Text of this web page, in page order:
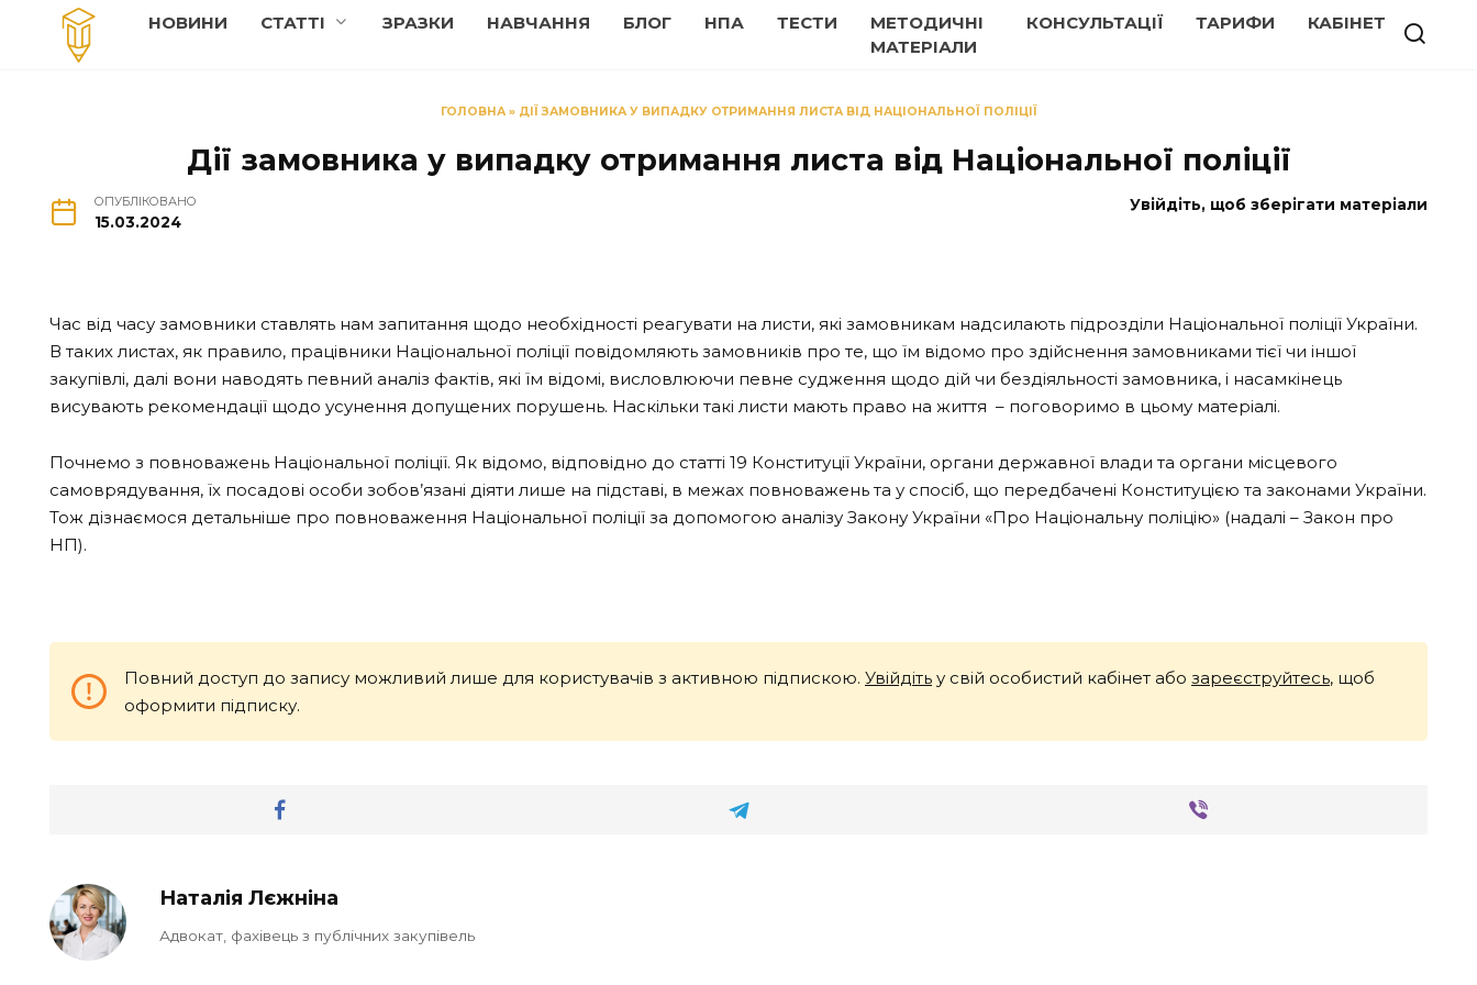
Перейти
НОВИНИ СТАТТI ЗРАЗКИ НАВЧАННЯ БЛОГ НПА ТЕСТИ
МЕТОДИЧНІ
МАТЕРІАЛИ
КОНСУЛЬТАЦІЇ ТАРИФИ КАБІНЕТ
ГОЛОВНА» ДІЇ ЗАМОВНИКА У ВИПАДКУ ОТРИМАННЯ ЛИСТА ВІД НАЦІОНАЛЬНОЇ ПОЛІЦІЇ
Дії замовника у випадку отримання листа від Національної поліції
ОПУБЛІКОВАНО
15.03.2024
Увійдіть, щоб зберігати матеріали
Час від часу замовники ставлять нам запитання щодо необхідності реагувати на листи, які замовникам надсилають підрозділи Національної поліції України.
В таких листах, як правило, працівники Національної поліції повідомляють замовників про те, що їм відомо про здійснення замовниками тієї чи іншої
закупівлі, далі вони наводять певний аналіз фактів, які їм відомі, висловлюючи певне судження щодо дій чи бездіяльності замовника, і насамкінець
висувають рекомендації щодо усунення допущених порушень. Наскільки такі листи мають право на життя – поговоримо в цьому матеріалі.
Почнемо з повноважень Національної поліції. Як відомо, відповідно до статті 19 Конституції України, органи державної влади та органи місцевого
самоврядування, їх посадові особи зобов’язані діяти лише на підставі, в межах повноважень та у спосіб, що передбачені Конституцією та законами України.
Тож дізнаємося детальніше про повноваження Національної поліції за допомогою аналізу Закону України «Про Національну поліцію» (надалі – Закон про
НП).
Повний доступ до запису можливий лише для користувачів з активною підпискою. Увійдіть у свій особистий кабінет або зареєструйтесь, щоб
оформити підписку.
Наталія Лєжніна
Адвокат, фахівець з публічних закупівель